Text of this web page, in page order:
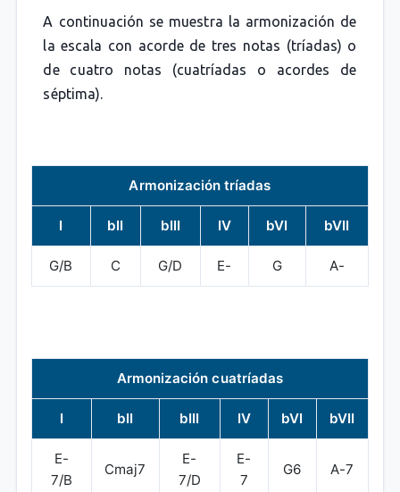
A continuación se muestra la armonización de
la escala con acorde de tres notas (tríadas) o
de cuatro notas (cuatríadas o acordes de
séptima).
Armonización tríadas
I bII bIII IV bVI bVII
G/B C G/D E- G A-
Armonización cuatríadas
I bII bIII IV bVI bVII
E-
7/B
Cmaj7
E-
7/D
E-
7
G6 A-7